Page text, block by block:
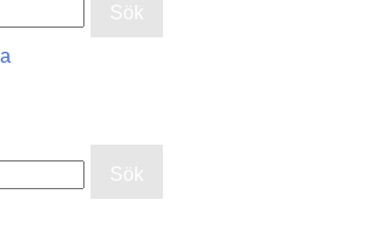
Sök
Sök